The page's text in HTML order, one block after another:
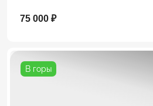
75 000 ₽
В горы